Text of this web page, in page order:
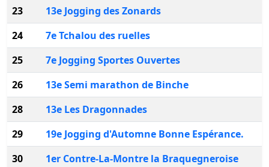
23
13e Jogging des Zonards
24
7e Tchalou des ruelles
25
7e Jogging Sportes Ouvertes
26
13e Semi marathon de Binche
28
13e Les Dragonnades
29
19e Jogging d'Automne Bonne Espérance.
30
1er Contre-La-Montre la Braquegneroise